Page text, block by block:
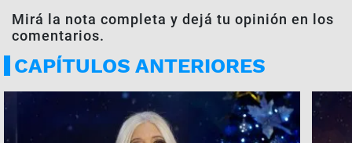
Mirá la nota completa y dejá tu opinión en los
comentarios.
CAPÍTULOS ANTERIORES